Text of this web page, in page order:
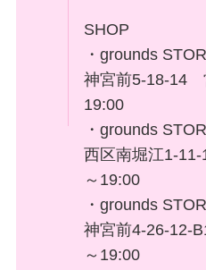
SHOP
・grounds
神宮前5-18-14
19:00
・grounds
西区南堀江1-
～19:00
・grounds
神宮前4-26-12-
～19:00